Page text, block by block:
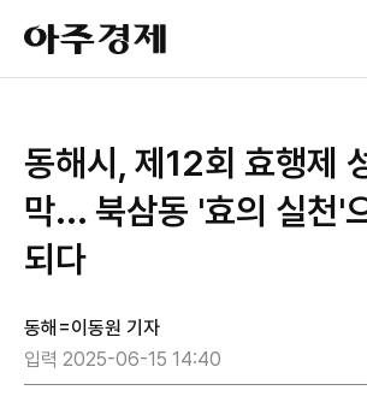
아
주
경
동해시, 제12회 효행제
막... 북삼동 '효의 실천'
되다
동해=이동원 기자
입력 2025-06-15 14:40